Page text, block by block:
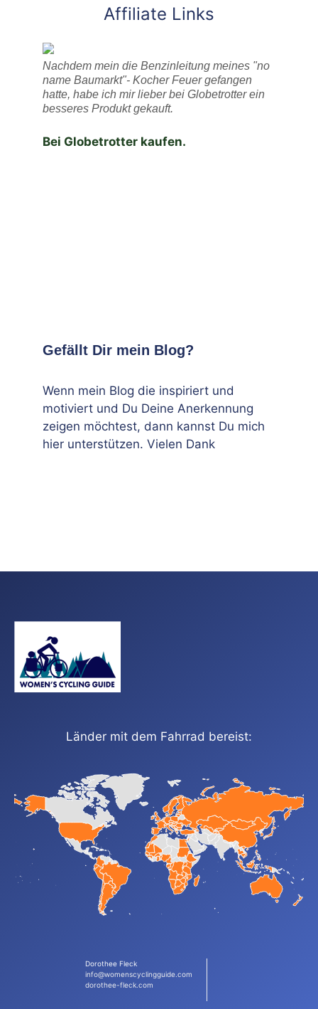
Affiliate Links
Nachdem mein die Benzinleitung meines "no
name Baumarkt"- Kocher Feuer gefangen
hatte, habe ich mir lieber bei Globetrotter ein
besseres Produkt gekauft.
Bei Globetrotter kaufen.
Gefällt Dir mein Blog?
Wenn mein Blog die inspiriert und
motiviert und Du Deine Anerkennung
zeigen möchtest, dann kannst Du mich
hier unterstützen. Vielen Dank
Länder mit dem Fahrrad bereist:
Dorothee Fleck
info@womenscyclingguide.com
dorothee-fleck.com